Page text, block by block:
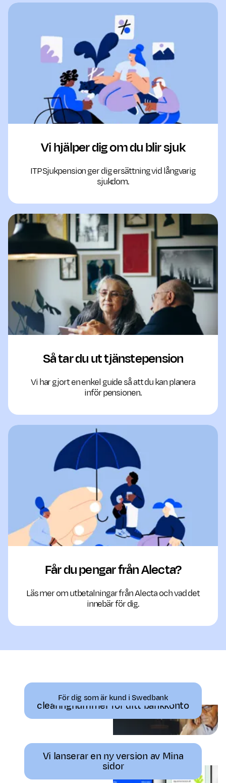
Vi hjälper dig om du blir sjuk
ITP Sjukpension ger dig ersättning vid långvarig
sjukdom.
Så tar du ut tjänstepension
Vi har gjort en enkel guide så att du kan planera
inför pensionen.
Får du pengar från Alecta?
Läs mer om utbetalningar från Alecta och vad det
innebär för dig.
Du kan behöva ändra
clearingnummer för ditt bankkonto
För dig som är kund i Swedbank
Vi lanserar en ny version av Mina
sidor